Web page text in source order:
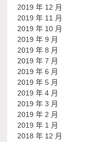
2019 年 12 月
2019 年 11 月
2019 年 10 月
2019 年 9 月
2019 年 8 月
2019 年 7 月
2019 年 6 月
2019 年 5 月
2019 年 4 月
2019 年 3 月
2019 年 2 月
2019 年 1 月
2018 年 12 月